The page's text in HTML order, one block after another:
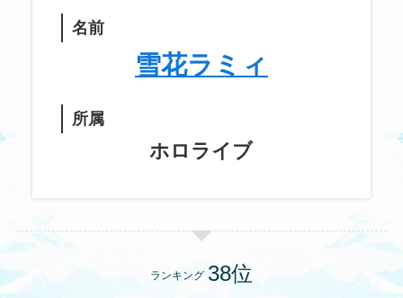
名前
雪花ラミィ
所属
ホロライブ
ランキング